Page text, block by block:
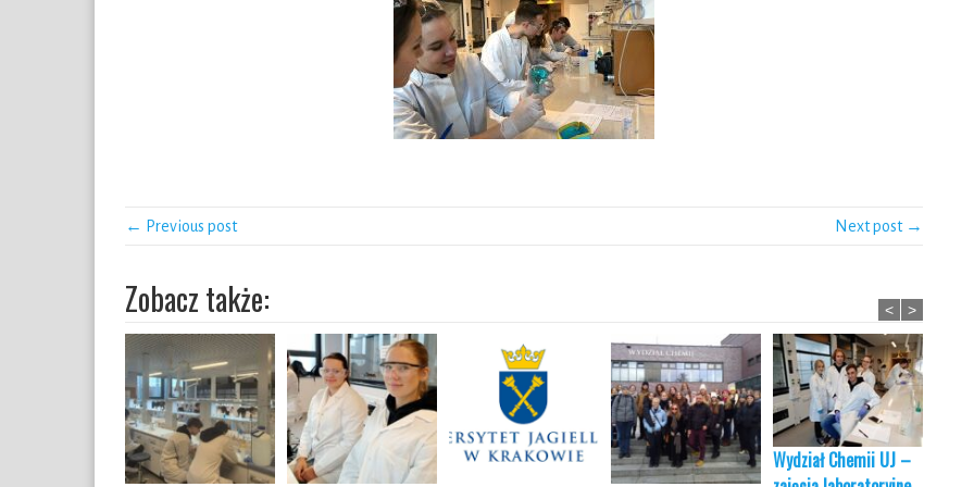
← Previous post Next post →
Zobacz także:
Wydział Chemii UJ –
< >